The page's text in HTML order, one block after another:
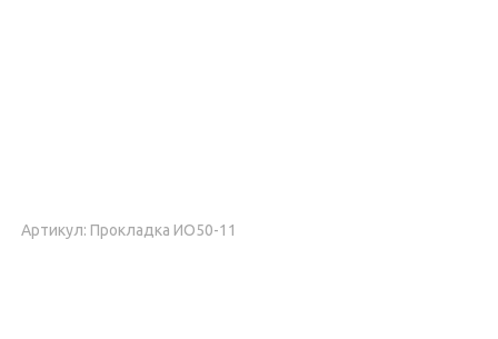
Артикул: Прокладка ИО50-11